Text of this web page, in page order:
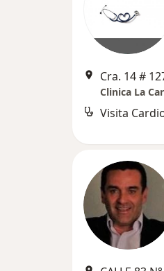
Cra. 14 #
Clinica La
Visita